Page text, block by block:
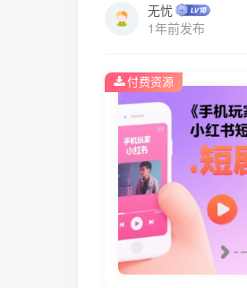
无忧
1年前发布
付费资源